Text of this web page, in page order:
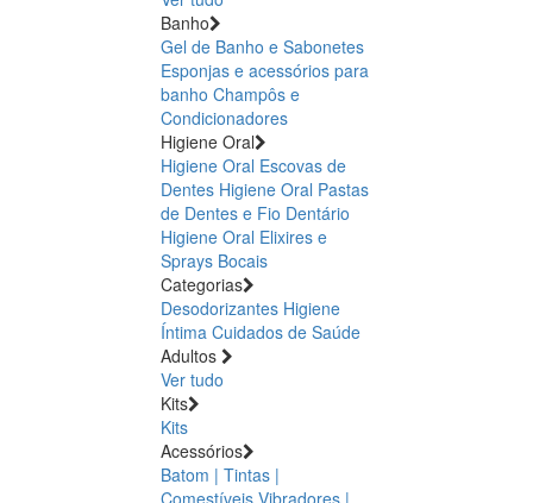
Banho
Gel de Banho e Sabonetes
Esponjas e acessórios para
banho Champôs e
Condicionadores
Higiene Oral
Higiene Oral Escovas de
Dentes Higiene Oral Pastas
de Dentes e Fio Dentário
Higiene Oral Elixires e
Sprays Bocais
Categorias
Desodorizantes Higiene
Íntima Cuidados de Saúde
Adultos
Ver tudo
Kits
Kits
Acessórios
Batom | Tintas |
Comestíveis Vibradores |